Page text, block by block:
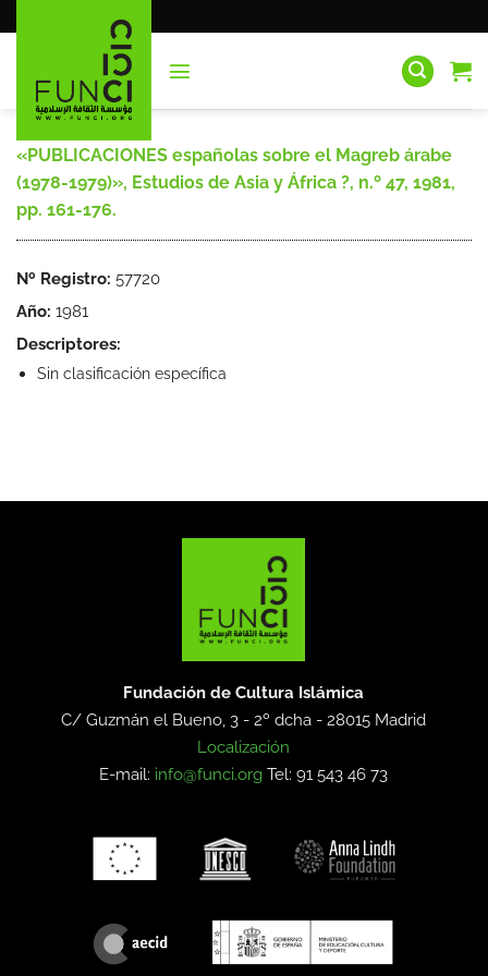
al
«PUBLICACIONES españolas sobre el Magreb árabe
(1978-1979)», Estudios de Asia y África ?, n.º 47, 1981,
pp. 161-176.
Nº Registro: 57720
Año: 1981
Descriptores:
Sin clasificación específica
Fundación de Cultura Islámica
C/ Guzmán el Bueno, 3 - 2º dcha -28015 Madrid
Localización
E-mail: info@funci.org Tel: 91 543 46 73